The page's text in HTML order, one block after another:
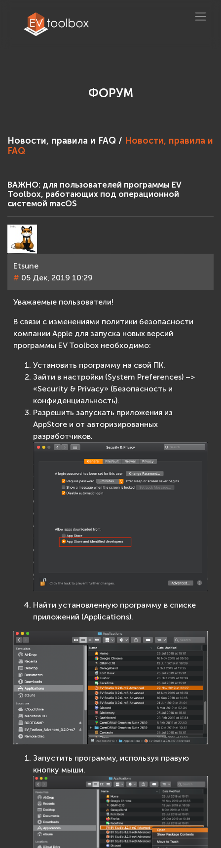
ФОРУМ
Новости, правила и FAQ / Новости, правила и
FAQ
ВАЖНО: для пользователей программы EV
Toolbox, работающих под операционной
системой macOS
Etsune
# 05 Дек, 2019 10:29
Уважаемые пользователи!
В связи с изменениями политики безопасности
компании Apple для запуска новых версий
программы EV Toolbox необходимо:
Установить программу на свой ПК.
Зайти в настройки (System Preferences) –>
«Security & Privacy» (Безопасность и
конфиденциальность).
Разрешить запускать приложения из
AppStore и от авторизированных
разработчиков.
Найти установленную программу в списке
приложений (Applications).
Запустить программу, используя правую
кнопку мыши.